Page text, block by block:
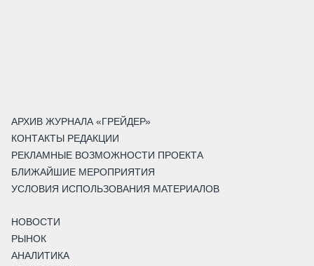
АРХИВ ЖУРНАЛА «ГРЕЙДЕР»
КОНТАКТЫ РЕДАКЦИИ
РЕКЛАМНЫЕ ВОЗМОЖНОСТИ ПРОЕКТА
БЛИЖАЙШИЕ МЕРОПРИЯТИЯ
УСЛОВИЯ ИСПОЛЬЗОВАНИЯ МАТЕРИАЛОВ
НОВОСТИ
РЫНОК
АНАЛИТИКА